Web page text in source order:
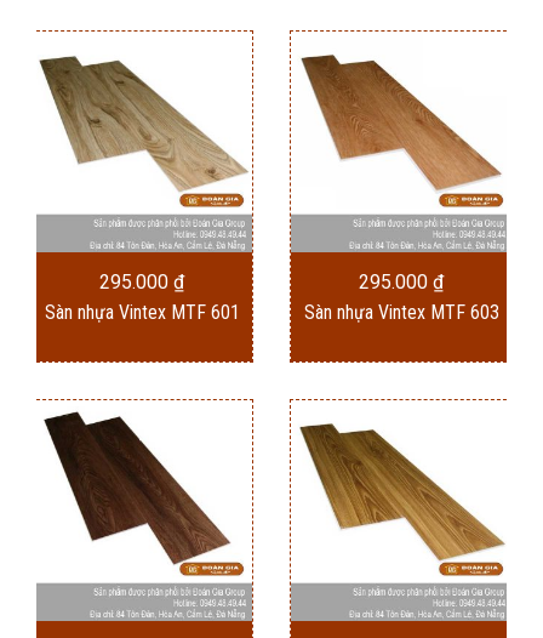
295.000 ₫
Sàn nhựa Vintex MTF 601
295.000 ₫
Sàn nhựa Vintex MTF 603